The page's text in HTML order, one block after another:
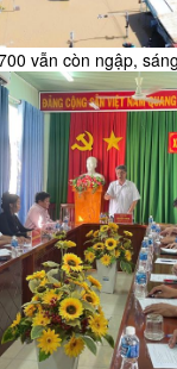
vẫn còn ngập,